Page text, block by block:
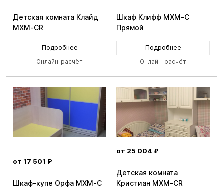
Детская комната Клайд
MXM-CR
Подробнее
Онлайн-расчёт
Шкаф Клифф MXM-C
Прямой
Подробнее
Онлайн-расчёт
от 17 501 ₽
Шкаф-купе Орфа MXM-C
от 25 004 ₽
Детская комната
Кристиан MXM-CR